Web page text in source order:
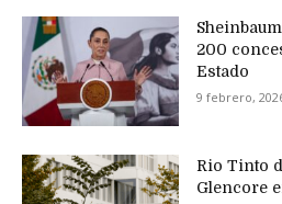
200
Estado
9 febrero,
Rio Tinto
Glencore